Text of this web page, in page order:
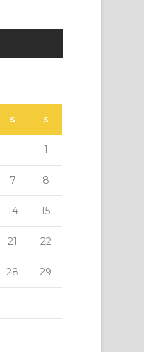
S S
1
7 8
14 15
21 22
28 29